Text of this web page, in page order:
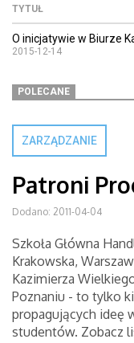
TYTUŁ
O inicjatywie w Biurze
2015-12-14
POLECANE
ZARZĄDZANIE
Patroni
Dodano: 2011-04-04
Szkoła Główna
Krakowska,
Kazimierza
Poznaniu - to tylko
propagujących ideę
studentów. Zobacz